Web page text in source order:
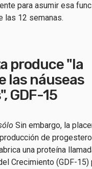
para asumir esa
las 12 semanas.
produce "la
las náuseas
GDF-15
Sin embargo, la
de
una proteína
Crecimiento (GDF-15)